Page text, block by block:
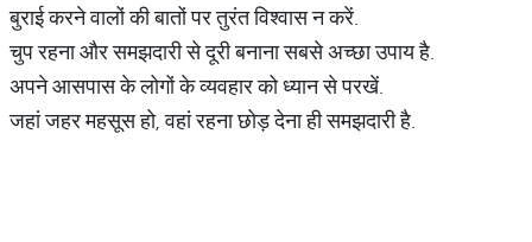
बुराई करने वालों की बातों पर तुरंत विश्वास न करें.
चुप रहना और समझदारी से दूरी बनाना सबसे अच्छा उपाय है.
अपने आसपास के लोगों के व्यवहार को ध्यान से परखें.
जहां जहर महसूस हो, वहां रहना छोड़ देना ही समझदारी है.